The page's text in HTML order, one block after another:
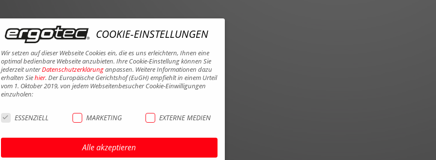
COOKIE-EINSTELLUNGEN
Wir setzen auf dieser Webseite Cookies ein, die es uns erleichtern, Ihnen eine
optimal bedienbare Webseite anzubieten. Ihre Cookie-Einstellung können Sie
jederzeit unterDatenschutzerklärunganpassen. Weitere Informationen dazu
erhalten Siehier. Der Europäische Gerichtshof (EuGH) empfiehlt in einem Urteil
vom 1. Oktober 2019, von jedem Webseitenbesucher Cookie-Einwilligungen
einzuholen:
ESSENZIELL MARKETING EXTERNE MEDIEN
Alle akzeptieren